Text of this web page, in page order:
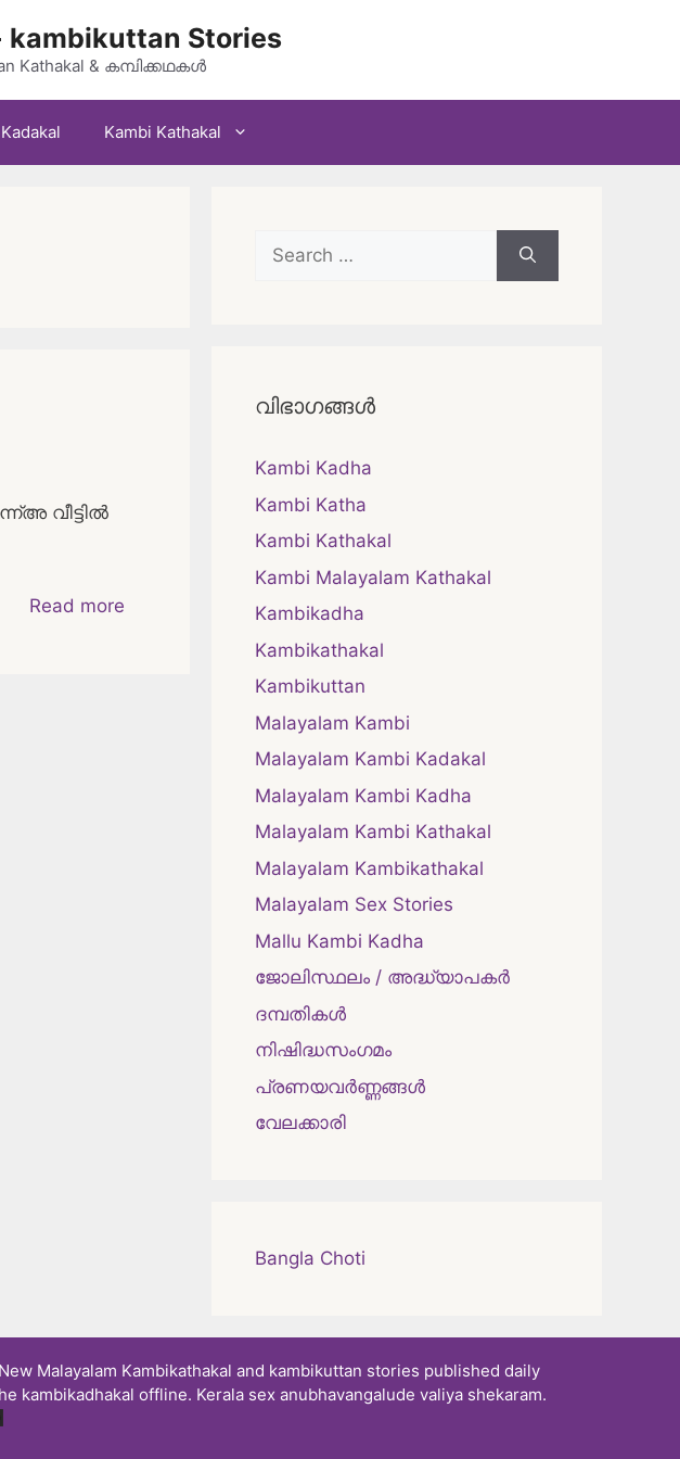
kambikuttan Stories
Kathakal & കമ്പിക്കഥകൾ
Kambi Kathakal
വീട്ടിൽ
Read more
Search
for:
വിഭാഗങ്ങൾ
Kambi Kadha
Kambi Katha
Kambi Kathakal
Kambi Malayalam Kathakal
Kambikadha
Kambikathakal
Kambikuttan
Malayalam Kambi
Malayalam Kambi Kadakal
Malayalam Kambi Kadha
Malayalam Kambi Kathakal
Malayalam Kambikathakal
Malayalam Sex Stories
Mallu Kambi Kadha
ജോലിസ്ഥലം / അദ്ധ്യാപകർ
ദമ്പതികള്‍
നിഷിദ്ധസംഗമം
പ്രണയവർണ്ണങ്ങൾ
വേലക്കാരി
Bangla Choti
Malayalam Kambikathakal and kambikuttan stories published daily
kambikadhakal offline. Kerala sex anubhavangalude valiya shekaram.